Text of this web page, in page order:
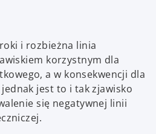
i rozbieżna linia
korzystnym dla
a w konsekwencji dla
jest to i tak zjawisko
się negatywnej linii